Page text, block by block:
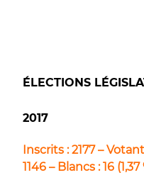
ÉLECTIONS
2017
Inscrits : 2177 –
1146 – Blancs : 16